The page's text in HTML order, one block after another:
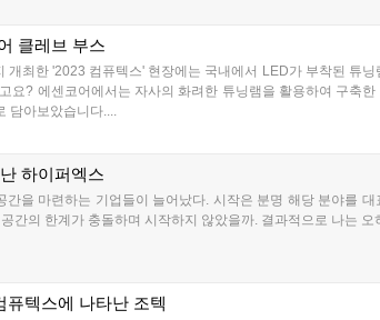
클레브 부스
최한 '2023 컴퓨텍스' 현장에는 국내에서 LED가 부착된 튜
요? 에센코어에서는 자사의 화려한 튜닝램을 활용하여 구축
담아보았습니다....
하이퍼엑스
을 마련하는 기업들이 늘어났다. 시작은 분명 해당 분야를
간의 한계가 충돌하며 시작하지 않았을까. 결과적으로 나는
퓨텍스에 나타난 조텍